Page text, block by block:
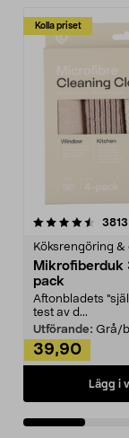
Kolla priset
3813
Köksrengöring &
Mikrofiberduk
pack
Aftonbladets
test av d...
Utförande: Grå/
39,90
Lägg i
4.0av 5